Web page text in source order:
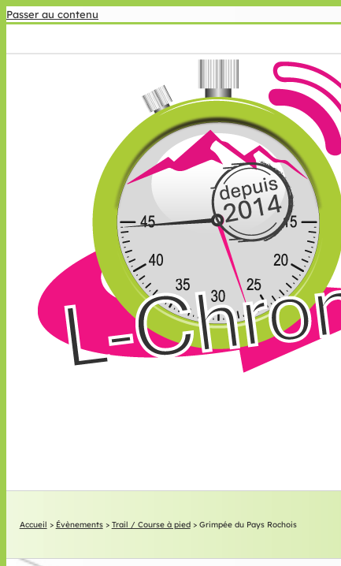
Passer au contenu
Accueil > Évènements> Trail / Course à pied> Grimpée du Pays Rochois